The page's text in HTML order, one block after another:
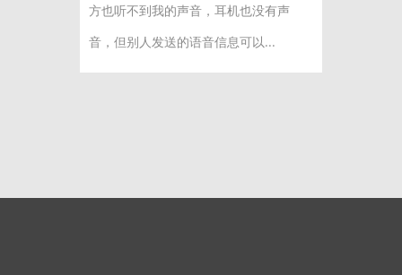
方也听不到我的声音，耳机也没有声
音，但别人发送的语音信息可以...